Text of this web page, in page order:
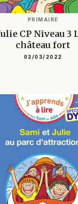
PRIMAIRE
CP Niveau 3
château fort
02/03/2022